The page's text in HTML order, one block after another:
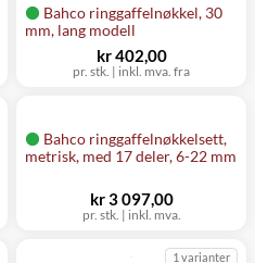
Bahco ringgaffelnøkkel, 30
mm, lang modell
pr. stk. | inkl. mva. fra
kr 402,00
Bahco ringgaffelnøkkelsett,
metrisk, med 17 deler, 6-22 mm
pr. stk. | inkl. mva.
kr 3 097,00
1 varianter